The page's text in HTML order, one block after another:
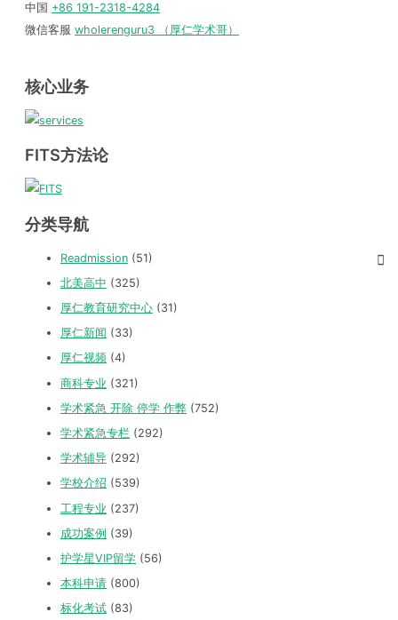
中国 +86 191-2318-4284
微信客服 wholerenguru3 （厚仁学术哥）
核心业务
FITS方法论
分类导航
Readmission (51)
北美高中 (325)
厚仁教育研究中心 (31)
厚仁新闻 (33)
厚仁视频 (4)
商科专业 (321)
学术紧急 开除 停学 作弊 (752)
学术紧急专栏 (292)
学术辅导 (292)
学校介绍 (539)
工程专业 (237)
成功案例 (39)
护学星VIP留学 (56)
本科申请 (800)
标化考试 (83)